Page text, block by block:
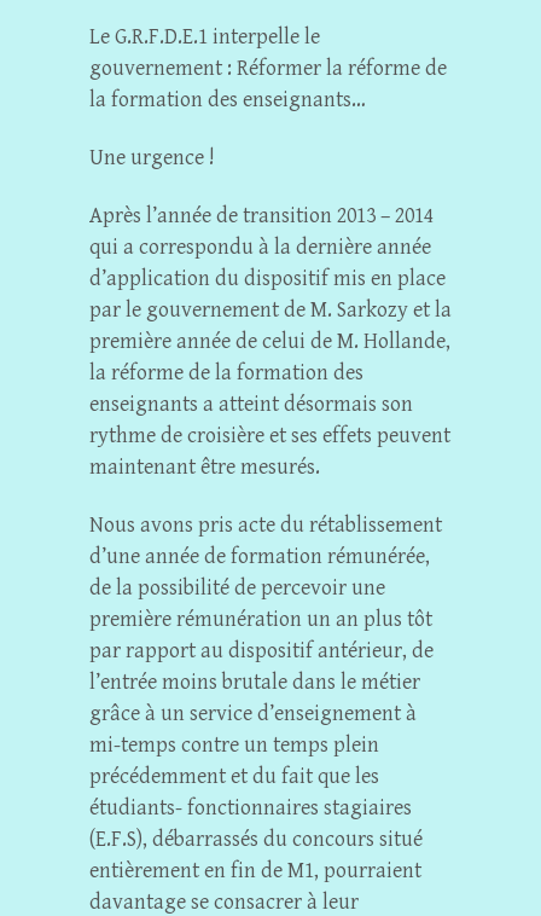
Le G.R.F.D.E.1 interpelle le
gouvernement : Réformer la réforme de
la formation des enseignants…
Une urgence !
Après l’année de transition 2013 – 2014
qui a correspondu à la dernière année
d’application du dispositif mis en place
par le gouvernement de M. Sarkozy et la
première année de celui de M. Hollande,
la réforme de la formation des
enseignants a atteint désormais son
rythme de croisière et ses effets peuvent
maintenant être mesurés.
Nous avons pris acte du rétablissement
d’une année de formation rémunérée,
de la possibilité de percevoir une
première rémunération un an plus tôt
par rapport au dispositif antérieur, de
l’entrée moins brutale dans le métier
grâce à un service d’enseignement à
mi-temps contre un temps plein
précédemment et du fait que les
étudiants- fonctionnaires stagiaires
(E.F.S), débarrassés du concours situé
entièrement en fin de M1, pourraient
davantage se consacrer à leur